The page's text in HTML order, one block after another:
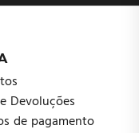
Devoluções
de pagamento